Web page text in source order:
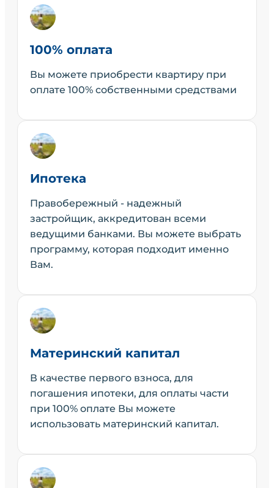
100% оплата
Вы можете приобрести квартиру при
оплате 100% собственными средствами
Ипотека
Правобережный - надежный
застройщик, аккредитован всеми
ведущими банками. Вы можете выбрать
программу, которая подходит именно
Вам.
Материнский капитал
В качестве первого взноса, для
погашения ипотеки, для оплаты части
при 100% оплате Вы можете
использовать материнский капитал.